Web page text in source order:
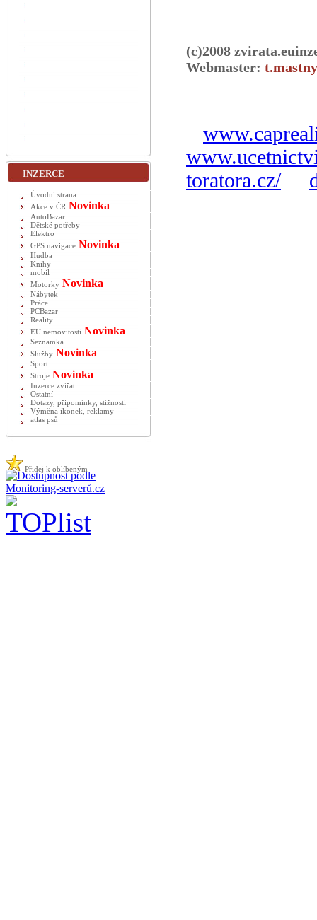
(c)2008
Webmaster:
toratora.cz/
INZERCE
Úvodní strana
Akce v ČR Novinka
AutoBazar
Dětské potřeby
Elektro
GPS navigace Novinka
Hudba
Knihy
mobil
Motorky Novinka
Nábytek
Práce
PCBazar
Reality
EU nemovitosti Novinka
Seznamka
Služby Novinka
Sport
Stroje Novinka
Inzerce zvířat
Ostatní
Dotazy, připomínky, stížnosti
Výměna ikonek, reklamy
atlas psů
Přidej k oblíbeným